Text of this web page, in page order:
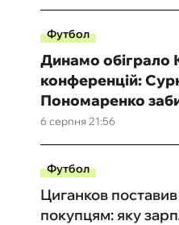
Футбол
6 серпня 21:56
Динамо обіграло
конференцій:
Пономаренко
Футбол
Циганков
покупцям: яку